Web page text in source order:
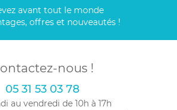
avant tout le monde
offres et nouveautés !
nous !
05 31 53 03 78
au vendredi de 10h à 17h